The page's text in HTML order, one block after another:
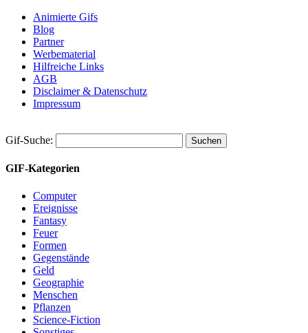
Animierte Gifs
Blog
Partner
Werbematerial
Hilfreiche Links
AGB
Disclaimer & Datenschutz
Impressum
Gif-Suche:
GIF-Kategorien
Computer
Ereignisse
Fantasy
Feuer
Formen
Gegenstände
Geld
Geographie
Menschen
Pflanzen
Science-Fiction